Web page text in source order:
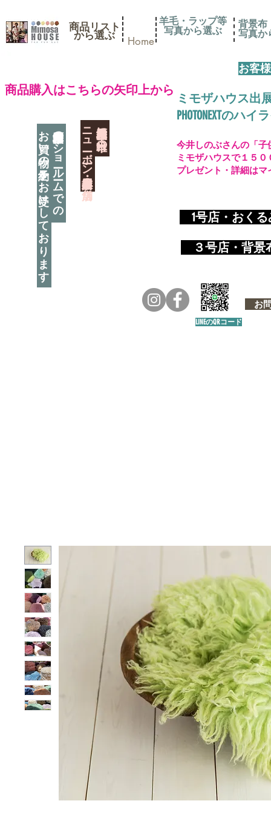
商品リスト
​から選ぶ Home
​商品購入はこちらの矢印上から
神奈川県相模原市に日本唯一の
​ニューボーン撮影用小道具店・３店舗
羊毛・ラップ等
写真から選ぶ
背景布
写真か
お客
ミモザハウス出
PHOTONEXTのハ
神奈川県相模原市のショールームでの
お買い物の予約をお受けしております 1号店・おく
​ ３号店・背
お
今井しのぶさんの「
ミモザハウスで１５
プレゼント・詳細は
LINEのQRコード